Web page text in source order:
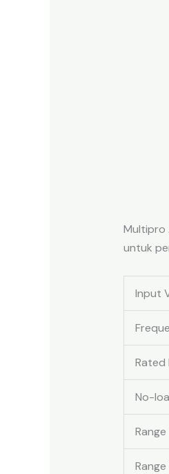
Multipro
untuk
Input
Rated
No-